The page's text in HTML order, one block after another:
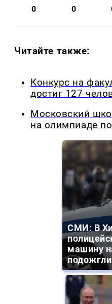
0 0
Читайте также:
Конкурс на
достиг 127
Московский
на олимпиаде
СМИ: В
машину